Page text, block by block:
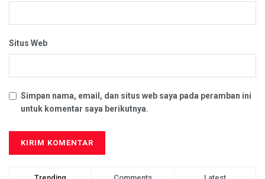
Situs Web
Simpan nama, email, dan situs web saya pada peramban ini
untuk komentar saya berikutnya.